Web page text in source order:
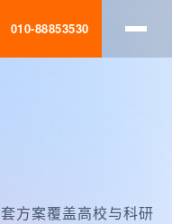
010-88853530
方案覆盖高校与科研